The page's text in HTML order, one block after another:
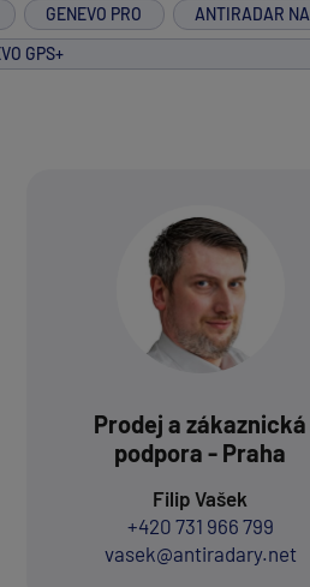
GENEVO PRO ANTIRADAR
GPS+
Prodej a zákaznická
podpora - Praha
Filip Vašek
+420 731 966 799
vasek@antiradary.net